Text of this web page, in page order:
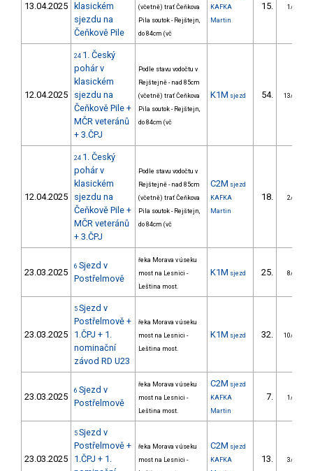
13.04.2025
klasickém
sjezdu na
Čeňkově Pile
(včetně) trať Čeňkova
Pila soutok - Rejštejn,
do 84cm (vč
KAFKA
Martin
15. 1/DM
12.04.2025
24 1. Český
pohár v
klasickém
sjezdu na
Čeňkově Pile +
MČR veteránů
+ 3.ČPJ
Podle stavu vodočtu v
Rejštejně - nad 85cm
(včetně) trať Čeňkova
Pila soutok - Rejštejn,
do 84cm (vč
K1M sjezd 54. 13/DM
12.04.2025
24 1. Český
pohár v
klasickém
sjezdu na
Čeňkově Pile +
MČR veteránů
+ 3.ČPJ
Podle stavu vodočtu v
Rejštejně - nad 85cm
(včetně) trať Čeňkova
Pila soutok - Rejštejn,
do 84cm (vč
C2M sjezd
KAFKA
Martin
18. 2/DM
23.03.2025
6 Sjezd v
Postřelmově
řeka Morava v úseku
most na Lesnici -
Leština most.
K1M sjezd 25. 8/DM
23.03.2025
5 Sjezd v
Postřelmově +
1.ČPJ + 1.
nominační
závod RD U23
řeka Morava v úseku
most na Lesnici -
Leština most.
K1M sjezd 32. 10/DM
23.03.2025
6 Sjezd v
Postřelmově
řeka Morava v úseku
most na Lesnici -
Leština most.
C2M sjezd
KAFKA
Martin
7. 1/DM
23.03.2025
5 Sjezd v
Postřelmově +
1.ČPJ + 1.
řeka Morava v úseku
most na Lesnici -
C2M sjezd
KAFKA
13. 3/DM